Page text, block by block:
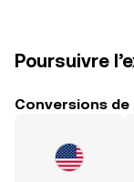
Poursuivre
Conversions de